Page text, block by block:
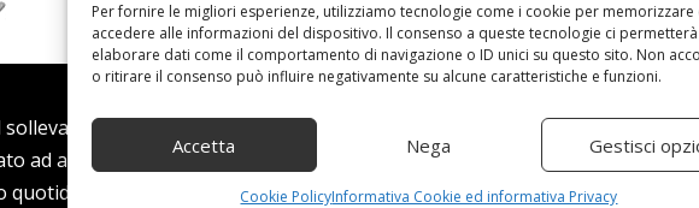
Per fornire le migliori esperienze, utilizziamo tecnologie come i cookie per memorizzare
accedere alle informazioni del dispositivo. Il consenso a queste tecnologie ci
elaborare dati come il comportamento di navigazione o ID unici su questo sito. Non
o ritirare il consenso può influire negativamente su alcune caratteristiche e funzioni.
Accetta Nega Gestisci
Cookie PolicyInformativa Cookie ed informativa Privacy
sollevatore portatile per auto è realizzato utilizzando una miscela di
ad alta resistenza per offrire maggiore durata, stabilità e robustezza oltre
anche a lungo termine【Design a cricchetto stabile】: il nostro